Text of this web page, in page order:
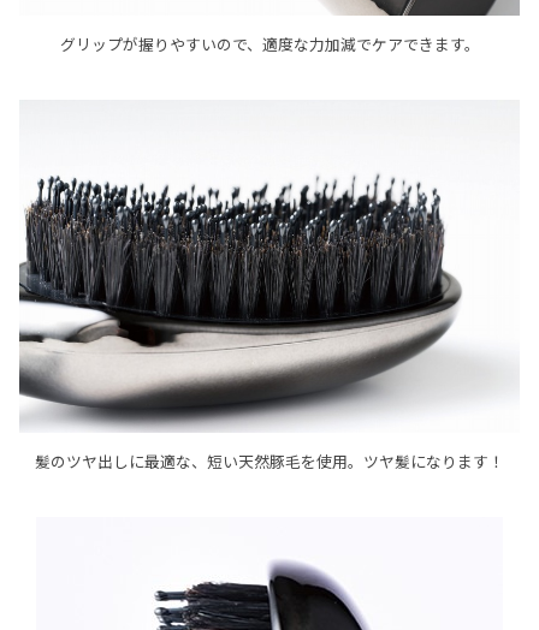
グリップが握りやすいので、適度な力加減でケアできます。
髪のツヤ出しに最適な、短い天然豚毛を使用。ツヤ髪になります！